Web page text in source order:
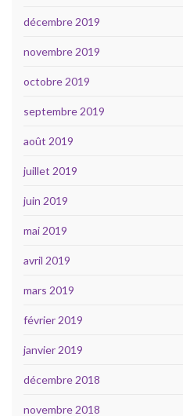
décembre 2019
novembre 2019
octobre 2019
septembre 2019
août 2019
juillet 2019
juin 2019
mai 2019
avril 2019
mars 2019
février 2019
janvier 2019
décembre 2018
novembre 2018